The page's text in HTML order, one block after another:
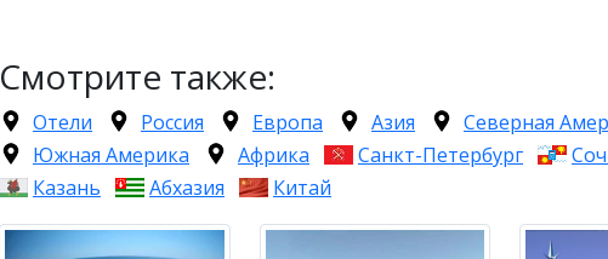
Смотрите также:
Отели Россия Европа Азия
Северная
Южная Америка
Африка Санкт-Петербург
Казань
Абхазия Китай